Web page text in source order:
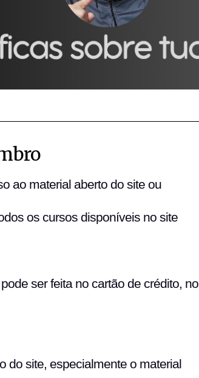
ao material aberto do site ou
os cursos disponíveis no site
ser feita no cartão de crédito, no
do site, especialmente o material